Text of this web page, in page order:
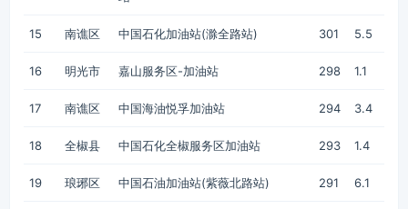
15 南谯区 中国石化加油站(滁全路站) 301 5.5
16 明光市 嘉山服务区-加油站 298 1.1
17 南谯区 中国海油悦孚加油站 294 3.4
18 全椒县 中国石化全椒服务区加油站 293 1.4
19 琅琊区 中国石油加油站(紫薇北路站) 291 6.1